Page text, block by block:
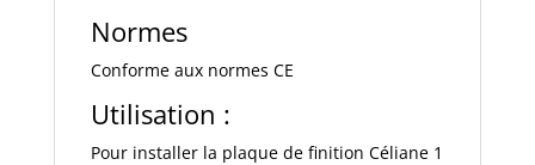
Normes
Conforme aux normes CE
Utilisation :
Pour installer la plaque de finition Céliane 1